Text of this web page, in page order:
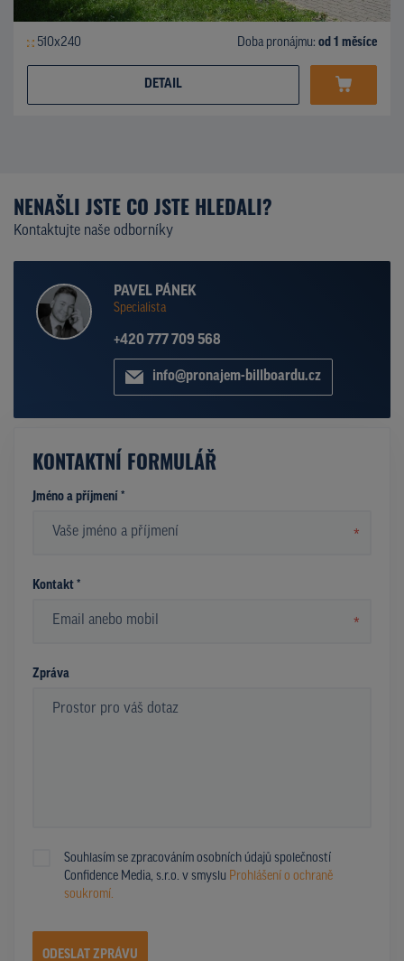
510x240 Doba pronájmu: od 1 měsíce
DETAIL
NENAŠLI JSTE CO JSTE HLEDALI?
Kontaktujte naše odborníky
PAVEL PÁNEK
Specialista
+420 777 709 568
info@pronajem-billboardu.cz
KONTAKTNÍ FORMULÁŘ
Jméno a příjmení *
*
Kontakt *
*
Zpráva
Souhlasím se zpracováním osobních údajů společností
Confidence Media, s.r.o. v smyslu Prohlášení o ochraně
soukromí.
ODESLAT ZPRÁVU